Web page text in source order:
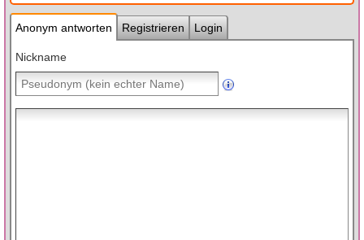
Anonym antworten Registrieren Login
Nickname